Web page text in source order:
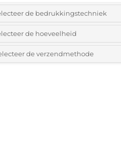
de bedrukkingstechniek
de bedrukking en kleuren van het logo:
een zijde)
de hoeveelheid
uit de lijst of voeg het gewenste aantal in
de verzendmethode